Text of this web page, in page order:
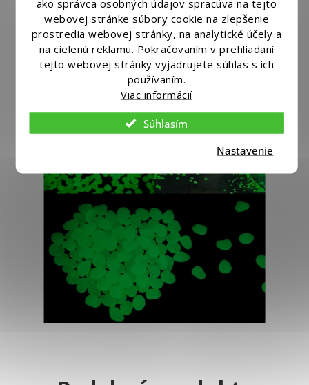
ako správca osobných údajov spracúva na tejto
webovej stránke súbory cookie na zlepšenie
prostredia webovej stránky, na analytické účely a
na cielenú reklamu. Pokračovaním v prehliadaní
tejto webovej stránky vyjadrujete súhlas s ich
používaním.
Viac informácií
Súhlasím
Nastavenie